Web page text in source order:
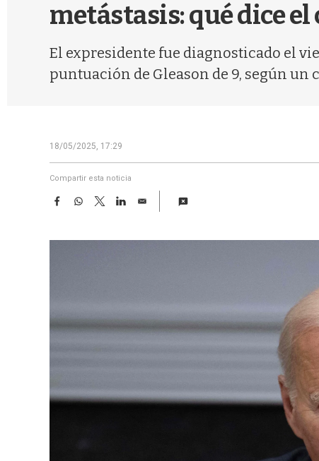
metástasis: qué dice
El expresidente fue diagnosticado el
puntuación de Gleason de 9, según un
18/05/2025, 17:29
Compartir esta noticia
F
e
W
t
T
w
t
L
k
E
i